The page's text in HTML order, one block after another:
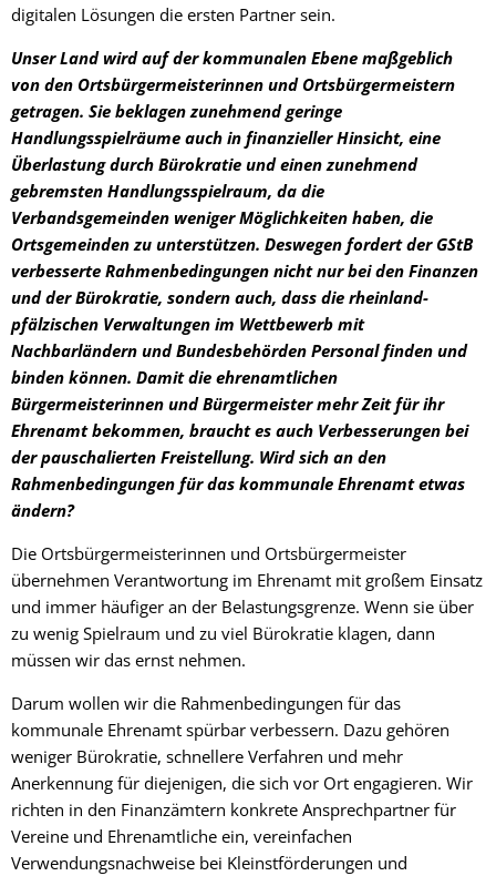
digitalen Lösungen die ersten Partner sein.
Unser Land wird auf der kommunalen Ebene maßgeblich
von den Ortsbürgermeisterinnen und Ortsbürgermeistern
getragen. Sie beklagen zunehmend geringe
Handlungsspielräume auch in finanzieller Hinsicht, eine
Überlastung durch Bürokratie und einen zunehmend
gebremsten Handlungsspielraum, da die
Verbandsgemeinden weniger Möglichkeiten haben, die
Ortsgemeinden zu unterstützen. Deswegen fordert der GStB
verbesserte Rahmenbedingungen nicht nur bei den Finanzen
und der Bürokratie, sondern auch, dass die rheinland-
pfälzischen Verwaltungen im Wettbewerb mit
Nachbarländern und Bundesbehörden Personal finden und
binden können. Damit die ehrenamtlichen
Bürgermeisterinnen und Bürgermeister mehr Zeit für ihr
Ehrenamt bekommen, braucht es auch Verbesserungen bei
der pauschalierten Freistellung. Wird sich an den
Rahmenbedingungen für das kommunale Ehrenamt etwas
ändern?
Die Ortsbürgermeisterinnen und Ortsbürgermeister
übernehmen Verantwortung im Ehrenamt mit großem Einsatz
und immer häufiger an der Belastungsgrenze. Wenn sie über
zu wenig Spielraum und zu viel Bürokratie klagen, dann
müssen wir das ernst nehmen.
Darum wollen wir die Rahmenbedingungen für das
kommunale Ehrenamt spürbar verbessern. Dazu gehören
weniger Bürokratie, schnellere Verfahren und mehr
Anerkennung für diejenigen, die sich vor Ort engagieren. Wir
richten in den Finanzämtern konkrete Ansprechpartner für
Vereine und Ehrenamtliche ein, vereinfachen
Verwendungsnachweise bei Kleinstförderungen und